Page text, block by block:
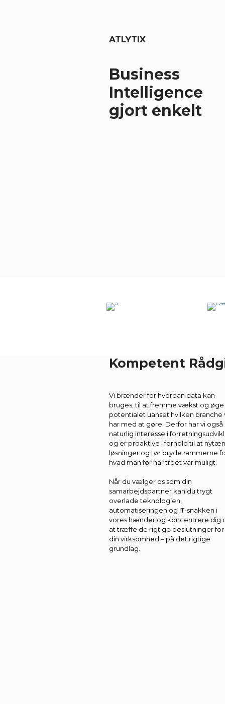
ATLYTIX
Business
Intelligence
gjort enkelt
Kompetent
Vi brænder for hvordan data kan
bruges, til at fremme vækst og øge
potentialet uanset hvilken branche
har med at gøre. Derfor har vi også
naturlig interesse i
og er proaktive i forhold til at
løsninger og tør bryde rammerne
hvad man før har troet var muligt.
Når du vælger os som din
samarbejdspartner kan du trygt
overlade teknologien,
automatiseringen og IT-snakken i
vores hænder og koncentrere dig
at træffe de rigtige beslutninger for
din virksomhed – på det rigtige
grundlag.